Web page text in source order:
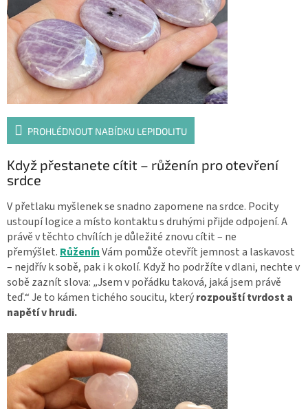
PROHLÉDNOUT NABÍDKU LEPIDOLITU
Když přestanete cítit – růženín pro otevření
srdce
V přetlaku myšlenek se snadno zapomene na srdce. Pocity
ustoupí logice a místo kontaktu s druhými přijde odpojení. A
právě v těchto chvílích je důležité znovu cítit – ne
přemýšlet. RůženínVám pomůže otevřít jemnost a laskavost
– nejdřív k sobě, pak i k okolí. Když ho podržíte v dlani, nechte v
sobě zaznít slova: „Jsem v pořádku taková, jaká jsem právě
teď.“Je to kámen tichého soucitu, kterýrozpouští tvrdost a
napětí v hrudi.